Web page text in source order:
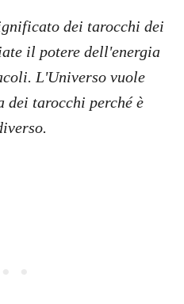
dei tarocchi dei
il potere dell'energia
L'Universo vuole
dei tarocchi perché è